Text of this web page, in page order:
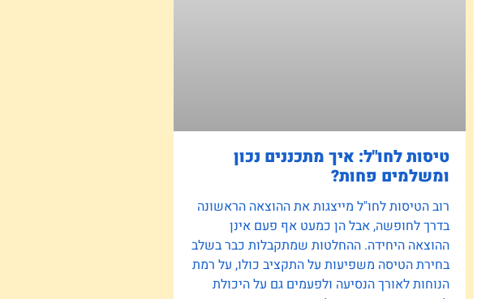
טיסות לחו"ל: איך מתכננים נכון
ומשלמים פחות?
רוב הטיסות לחו"ל מייצגות את ההוצאה הראשונה
בדרך לחופשה, אבל הן כמעט אף פעם אינן
ההוצאה היחידה. ההחלטות שמתקבלות כבר בשלב
בחירת הטיסה משפיעות על התקציב כולו, על רמת
הנוחות לאורך הנסיעה ולפעמים גם על היכולת